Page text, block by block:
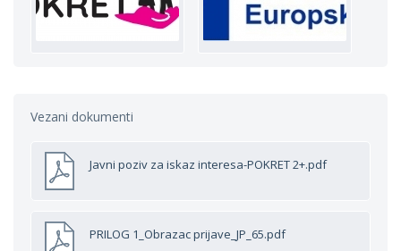
Vezani dokumenti
Javni poziv za iskaz interesa-POKRET 2+.pdf
PRILOG 1_Obrazac prijave_JP_65.pdf